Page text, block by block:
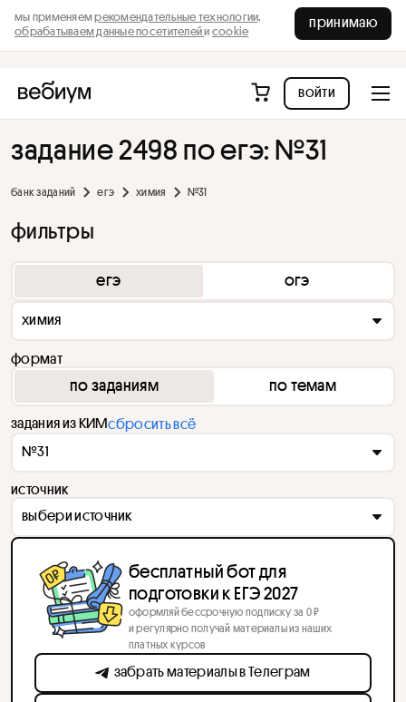
мы применяемрекомендательные технологии,
обрабатываем данные посетителейи cookie
принимаю
войти
задание 2498 по егэ: №31
банк заданий егэ химия №31
фильтры
егэ огэ
химия
формат
по заданиям по темам
задания из КИМсбросить всё
№31
источник
выбери источник
бесплатный бот для
подготовки к ЕГЭ 2027
оформляй бессрочную подписку за 0 ₽
и регулярно получай материалы из наших
платных курсов
забрать материалы в Телеграм